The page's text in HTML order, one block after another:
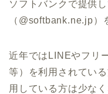
ソフトバンクで提供
（@softbank.ne.jp）
近年ではLINEやフリ
等）を利用されてい
用している方は少な